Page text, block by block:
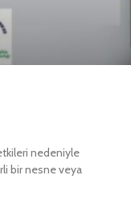
nedeniyle
bir nesne veya